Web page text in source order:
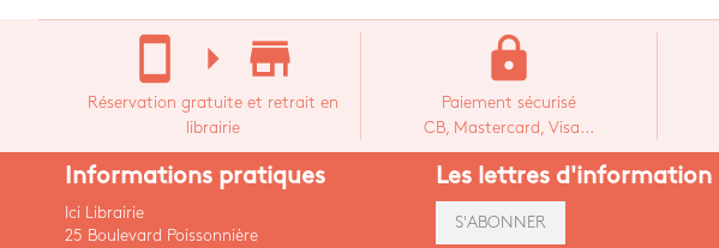
stay_current_portrait arrow_right store_mall_directory
Réservation gratuite et retrait en
librairie
lock
Paiement sécurisé
CB, Mastercard, Visa...
Informations pratiques
Ici Librairie
25 Boulevard Poissonnière
Les lettres d'information
S'ABONNER